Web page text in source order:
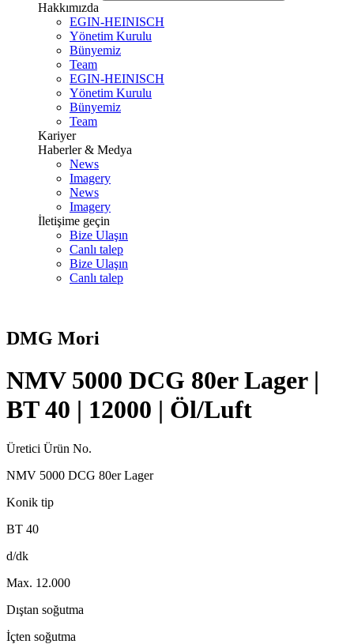
Hakkımızda
EGIN-HEINISCH
Yönetim Kurulu
Bünyemiz
Team
EGIN-HEINISCH
Yönetim Kurulu
Bünyemiz
Team
Kariyer
Haberler & Medya
News
Imagery
News
Imagery
İletişime geçin
Bize Ulaşın
Canlı talep
Bize Ulaşın
Canlı talep
DMG Mori
NMV 5000 DCG 80er Lager |
BT 40 | 12000 | Öl/Luft
Üretici Ürün No.
NMV 5000 DCG 80er Lager
Konik tip
BT 40
d/dk
Max. 12.000
Dıştan soğutma
İçten soğutma